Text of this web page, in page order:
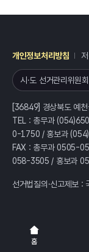
홈
개인정보처리방침
시·도 선거관리위원
[36849] 경상북도 예
TEL : 총무과
0-1750 / 홍보과
FAX : 총무과 0505-
058-3505 / 홍보과
선거법질의·신고제보 :